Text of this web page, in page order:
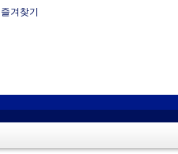
즐겨찾기